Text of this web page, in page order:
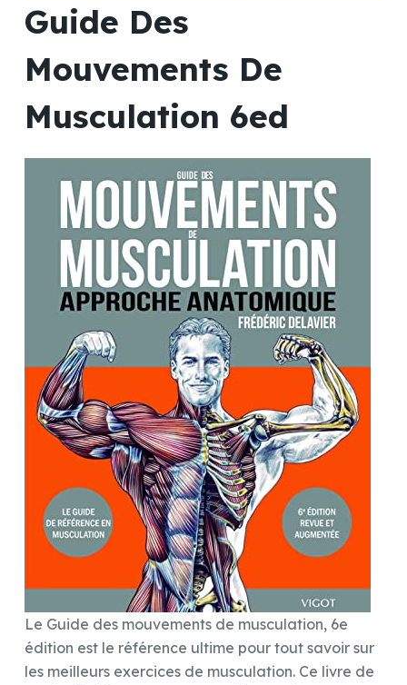
Guide Des
Mouvements De
Musculation 6ed
Le Guide des mouvements de musculation, 6e
édition est le référence ultime pour tout savoir sur
les meilleurs exercices de musculation. Ce livre de